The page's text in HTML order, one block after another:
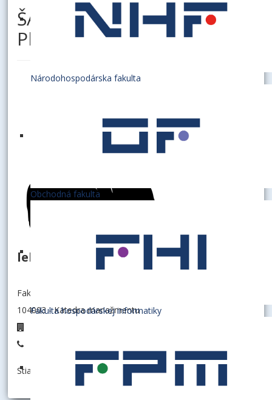
Národohospodárska fakulta
Obchodná fakulta
Fakulta hospodárskej informatiky
ŠARLINA, Alexander, Ing.,
PhD.
lektor
Fakulta podnikového manažmentu
104003 - Katedra manažmentu
Stiahnuť informáciu ako: vCard